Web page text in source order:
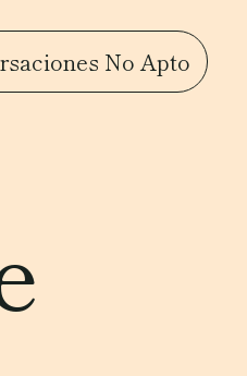
No Apto